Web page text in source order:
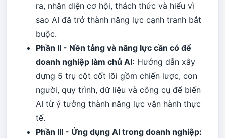
ra, nhận diện cơ hội, thách thức và hiểu vì
sao AI đã trở thành năng lực cạnh tranh bắt
buộc.
Phần II - Nền tảng và năng lực cần có để
doanh nghiệp làm chủ AI: Hướng dẫn xây
dựng 5 trụ cột cốt lõi gồm chiến lược, con
người, quy trình, dữ liệu và công cụ để biến
AI từ ý tưởng thành năng lực vận hành thực
tế.
Phần III - Ứng dụng AI trong doanh nghiệp: